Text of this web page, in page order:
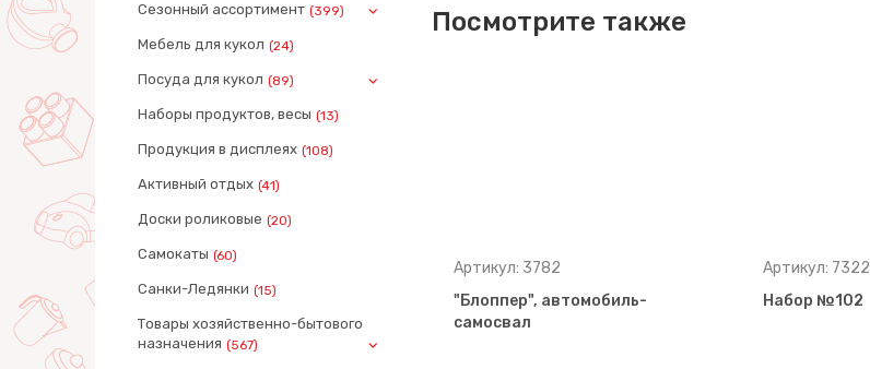
Сезонный ассортимент (399)
Мебель для кукол (24)
Посуда для кукол (89)
Наборы продуктов, весы (13)
Продукция в дисплеях (108)
Активный отдых (41)
Доски роликовые (20)
Самокаты (60)
Санки-Ледянки (15)
Товары хозяйственно-бытового
назначения (567)
Посмотрите также
кран
Артикул: 62277
"Блоппер", автомобиль
(микс №1)
Артикул: 3782
"Блоппер", автомобиль-
самосвал
Артикул: 7322
Набор №102